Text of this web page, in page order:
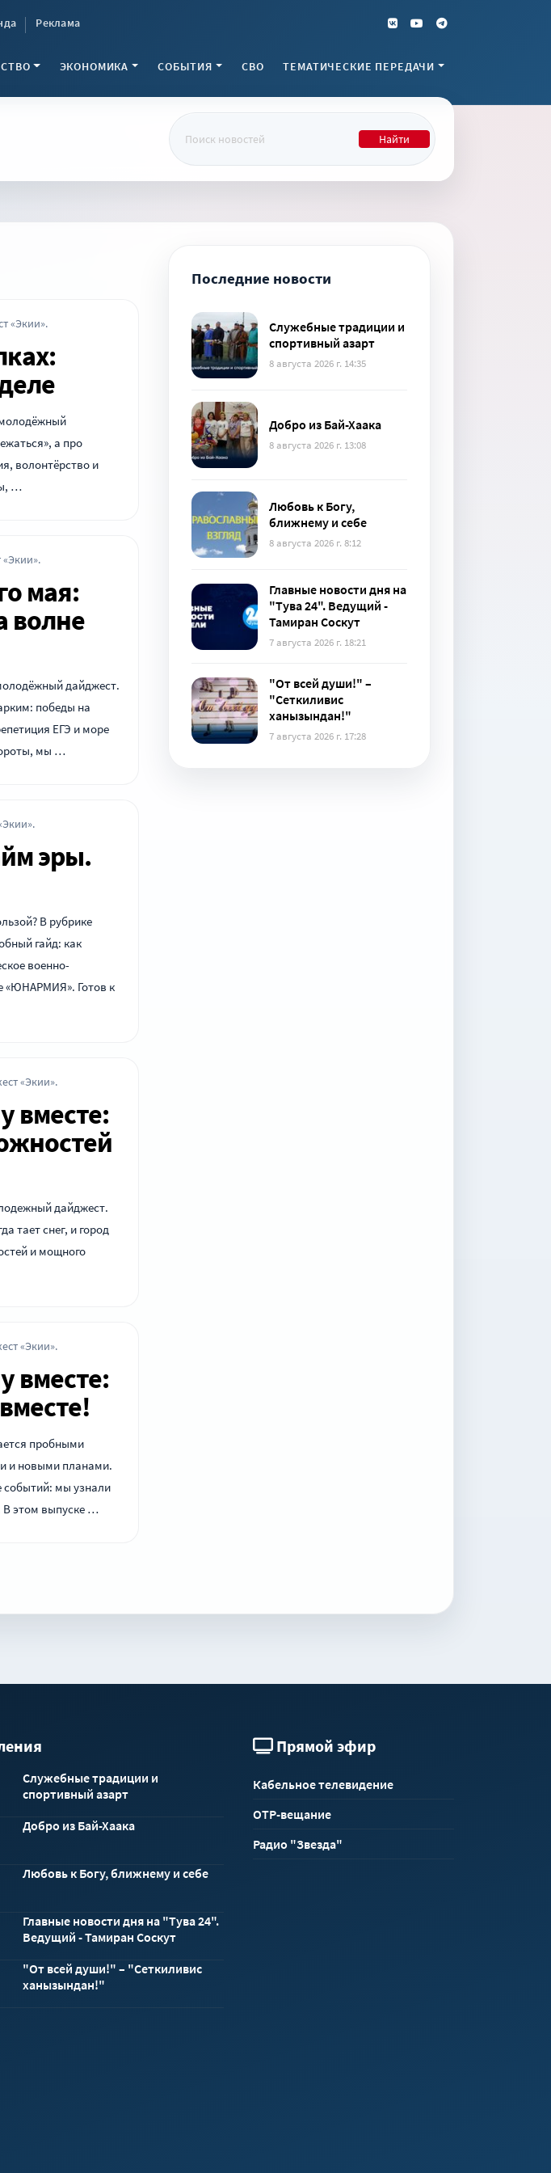
Реклама
ЭКОНОМИКА СОБЫТИЯ СВО ТЕМАТИЧЕСКИЕ ПЕРЕДАЧИ
Найти
«Экии».
а про
волонтёрство и
…
мая:
волне
дайджест.
победы на
ЕГЭ и море
мы …
эры.
В рубрике
гайд: как
военно-
«ЮНАРМИЯ». Готов к
«Экии».
вместе:
дайджест.
тает снег, и город
и мощного
«Экии».
вместе:
пробными
и новыми планами.
мы узнали
В этом выпуске …
Последние новости
Служебные традиции и
спортивный азарт
8 августа 2026 г. 14:35
Добро из Бай-Хаака
8 августа 2026 г. 13:08
Любовь к Богу,
ближнему и себе
8 августа 2026 г. 8:12
Главные новости дня на
"Тува 24". Ведущий -
Тамиран Соскут
7 августа 2026 г. 18:21
"От всей души!" –
"Сеткиливис
ханызындан!"
7 августа 2026 г. 17:28
Служебные традиции и
спортивный азарт
Добро из Бай-Хаака
Любовь к Богу, ближнему и себе
Главные новости дня на "Тува 24".
Ведущий - Тамиран Соскут
"От всей души!" – "Сеткиливис
ханызындан!"
Прямой эфир
Кабельное телевидение
ОТР-вещание
Радио "Звезда"